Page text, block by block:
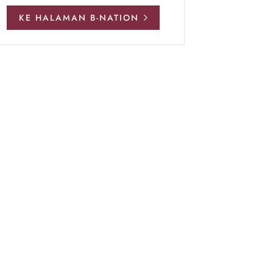
KE HALAMAN B-NATION